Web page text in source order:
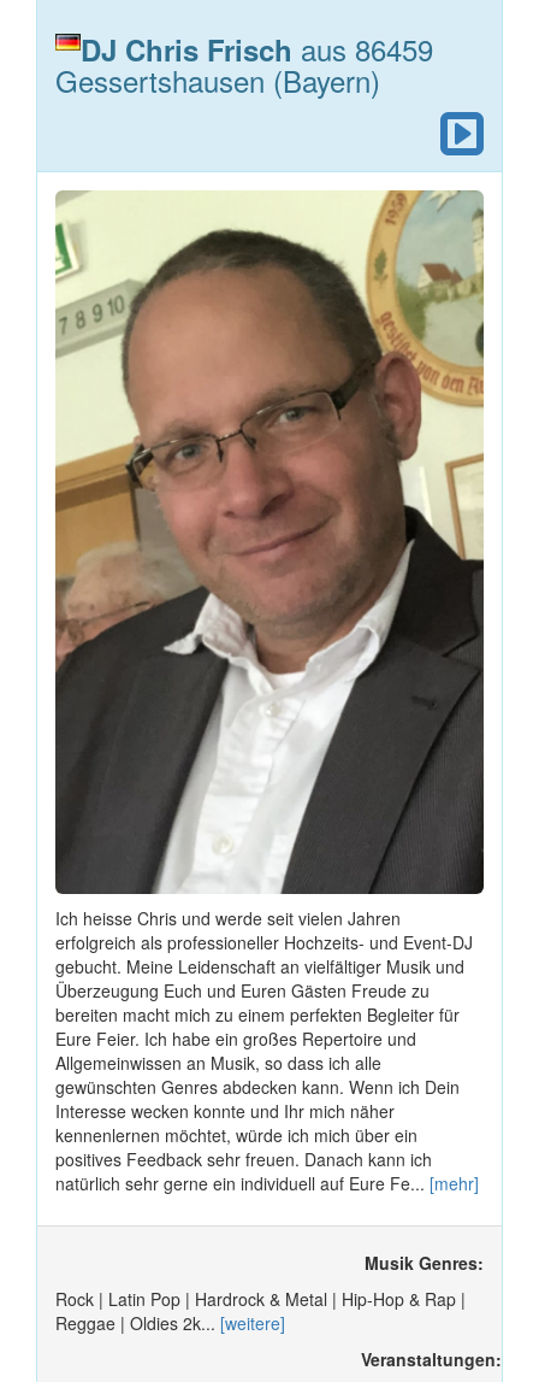
DJ Chris Frisch aus 86459
Gessertshausen (Bayern)
Ich heisse Chris und werde seit vielen Jahren
erfolgreich als professioneller Hochzeits- und Event-DJ
gebucht. Meine Leidenschaft an vielfältiger Musik und
Überzeugung Euch und Euren Gästen Freude zu
bereiten macht mich zu einem perfekten Begleiter für
Eure Feier. Ich habe ein großes Repertoire und
Allgemeinwissen an Musik, so dass ich alle
gewünschten Genres abdecken kann. Wenn ich Dein
Interesse wecken konnte und Ihr mich näher
kennenlernen möchtet, würde ich mich über ein
positives Feedback sehr freuen. Danach kann ich
natürlich sehr gerne ein individuell auf Eure Fe... [mehr]
Musik Genres:
Rock | Latin Pop | Hardrock & Metal | Hip-Hop & Rap |
Reggae | Oldies 2k... [weitere]
Veranstaltungen: